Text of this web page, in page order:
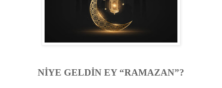
NİYE GELDİN EY “RAMAZAN”?